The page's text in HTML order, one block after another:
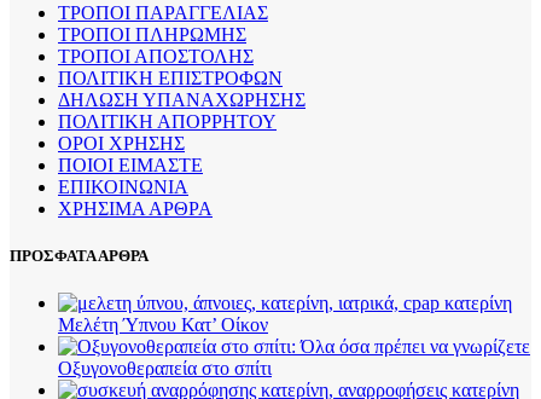
ΤΡΟΠΟΙ ΠΑΡΑΓΓΕΛΙΑΣ
ΤΡΟΠΟΙ ΠΛΗΡΩΜΗΣ
ΤΡΟΠΟΙ ΑΠΟΣΤΟΛΗΣ
ΠΟΛΙΤΙΚΗ ΕΠΙΣΤΡΟΦΩΝ
ΔΗΛΩΣΗ ΥΠΑΝΑΧΩΡΗΣΗΣ
ΠΟΛΙΤΙΚΗ ΑΠΟΡΡΗΤΟΥ
ΟΡΟΙ ΧΡΗΣΗΣ
ΠΟΙΟΙ ΕΙΜΑΣΤΕ
ΕΠΙΚΟΙΝΩΝΙΑ
ΧΡΗΣΙΜΑ ΑΡΘΡΑ
ΠΡΟΣΦΑΤΑ ΑΡΘΡΑ
Μελέτη Ύπνου Κατ’ Οίκον
Οξυγονοθεραπεία στο σπίτι